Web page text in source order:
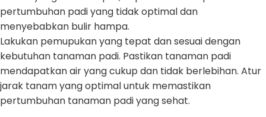
pertumbuhan padi yang tidak optimal dan
menyebabkan bulir hampa.
Lakukan pemupukan yang tepat dan sesuai dengan
kebutuhan tanaman padi. Pastikan tanaman padi
mendapatkan air yang cukup dan tidak berlebihan. Atur
jarak tanam yang optimal untuk memastikan
pertumbuhan tanaman padi yang sehat.